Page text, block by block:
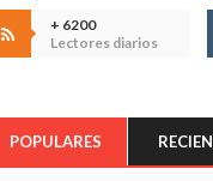
+ 6200
Lectores diarios
POPULARES